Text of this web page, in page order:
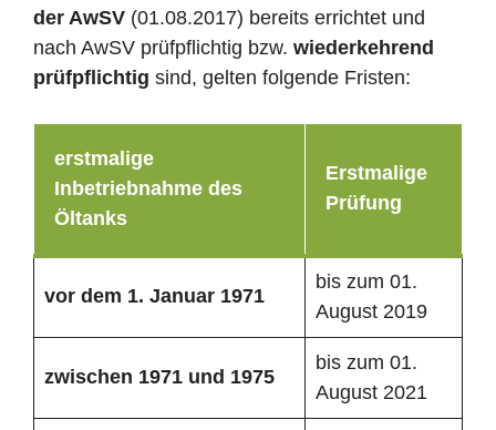
der AwSV (01.08.2017) bereits errichtet und
nach AwSV prüfpflichtig bzw. wiederkehrend
prüfpflichtig sind, gelten folgende Fristen:
erstmalige
Inbetriebnahme des
Öltanks
Erstmalige
Prüfung
vor dem 1. Januar 1971
bis zum 01.
August 2019
zwischen 1971 und 1975
bis zum 01.
August 2021